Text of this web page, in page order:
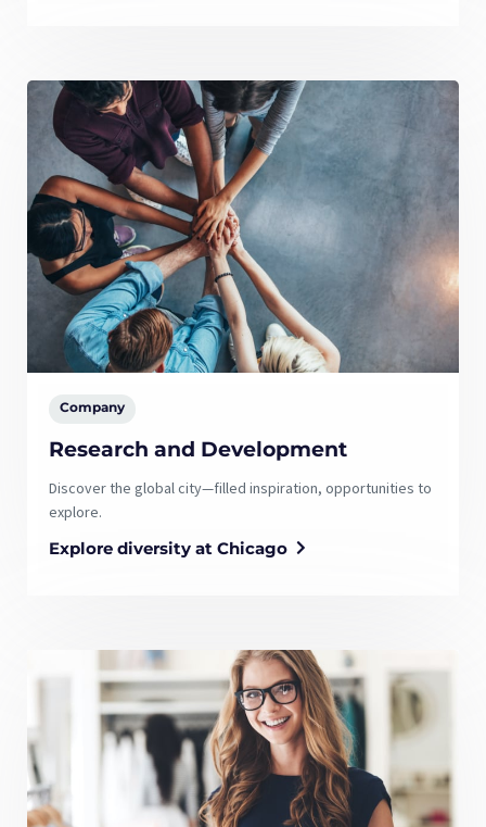
Company
Research and Development
Discover the global city—filled inspiration, opportunities to
explore.
Explore diversity at Chicago